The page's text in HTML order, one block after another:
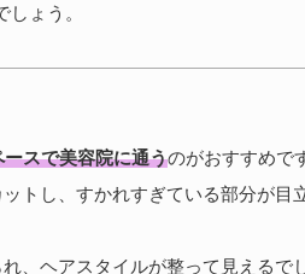
しょう。
スで美容院に通うのがおすすめで
トし、すかれすぎている部分が目
、ヘアスタイルが整って見えるで